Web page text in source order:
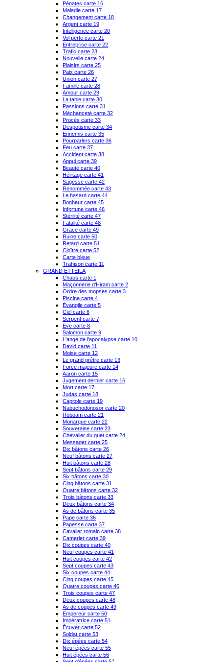
Pénates carte 16
Maladie carte 17
Changement carte 18
Argent carte 19
Intelligence carte 20
Vol perte carte 21
Entreprise carte 22
Trafic carte 23
Nouvelle carte 24
Plaisirs carte 25
Paix carte 26
Union carte 27
Famille carte 28
Amour carte 29
La table carte 30
Passions carte 31
Méchanceté carte 32
Procès carte 33
Despotisme carte 34
Ennemis carte 35
Pourparlers carte 36
Feu carte 37
Accident carte 38
Appui carte 39
Beauté carte 40
Héritage carte 41
Sagesse carte 42
Renommée carte 43
Le hasard carte 44
Bonheur carte 45
Infortune carte 46
Stérilité carte 47
Fatalité carte 48
Grace carte 49
Ruine carte 50
Retard carte 51
Cloître carte 52
Carte bleue
Trahison carte 11
GRAND ETTEILA
Chaos carte 1
Maçonnerie d'Hiram carte 2
Ordre des mopses carte 3
Piscine carte 4
Évangile carte 5
Ciel carte 6
Serpent carte 7
Eve carte 8
Salomon carte 9
L'ange de l'apocalypse carte 10
David carte 11
Moise carte 12
Le grand prêtre carte 13
Force majeure carte 14
Aaron carte 15
Jugement dernier carte 16
Mort carte 17
Judas carte 18
Capitole carte 19
Nabuchodonosor carte 20
Roboam carte 21
Monarque carte 22
Souveraine carte 23
Chevalier du guet carte 24
Messager carte 25
Dix bâtons carte 26
Neuf bâtons carte 27
Huit bâtons carte 28
Sept bâtons carte 29
Six bâtons carte 30
Cinq bâtons carte 31
Quatre bâtons carte 32
Trois bâtons carte 33
Deux bâtons carte 34
As de bâtons carte 35
Pape carte 36
Papesse carte 37
Cavalier romain carte 38
Camerier carte 39
Dix coupes carte 40
Neuf coupes carte 41
Huit coupes carte 42
Sept coupes carte 43
Six coupes carte 44
Cinq coupes carte 45
Quatre coupes carte 46
Trois coupes carte 47
Deux coupes carte 48
As de coupes carte 49
Empereur carte 50
Impératrice carte 51
Écuyer carte 52
Soldat carte 53
Dix épées carte 54
Neuf épées carte 55
Huit épées carte 56